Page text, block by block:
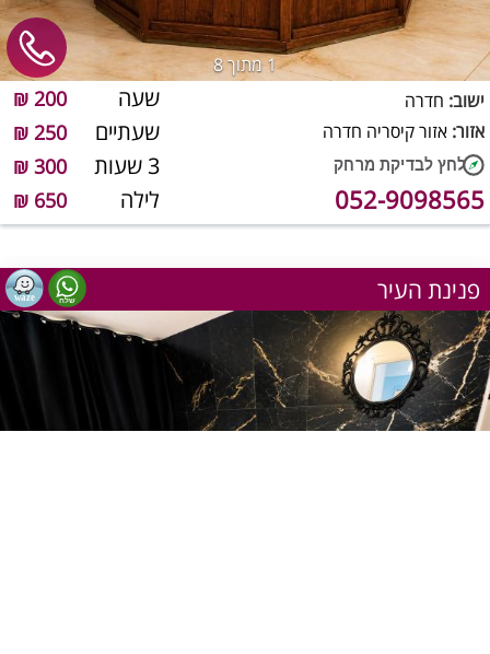
1מתוך 8
שעה 200 ₪
שעתיים 250 ₪
3 שעות 300 ₪
לילה 650 ₪
ישוב: חדרה
אזור: אזור קיסריה חדרה
052-9098565
פנינת העיר